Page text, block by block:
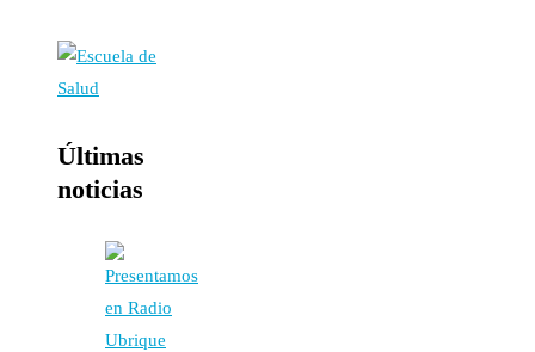
Últimas
noticias